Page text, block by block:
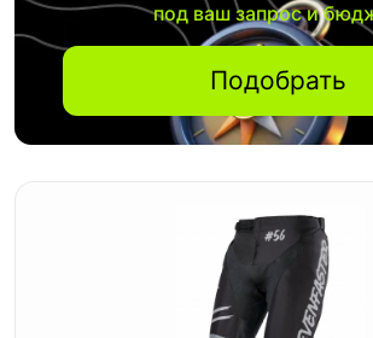
под ваш запрос и
Подобрать